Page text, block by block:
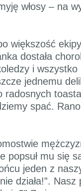
włosy – na
większość
dostała
i wszystko
jednemu
radosnych
spać.
popsuł mu się
jeden z
działa!”.